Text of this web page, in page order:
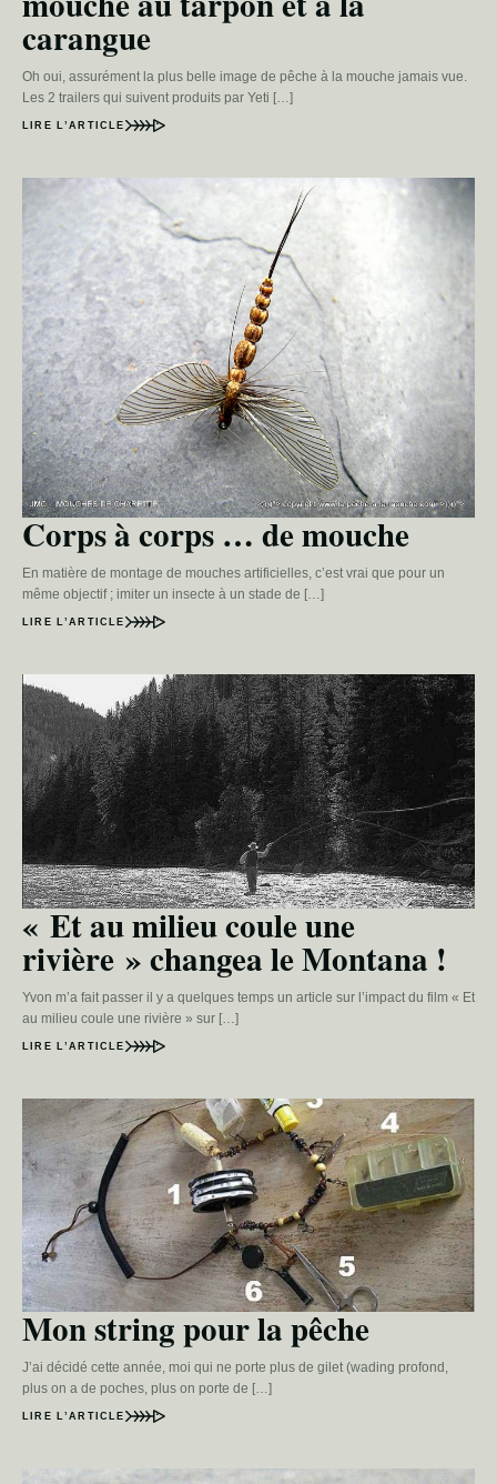
carangue
Oh oui, assurément la plus belle image de pêche à la mouche jamais vue.
Les 2 trailers qui suivent produits par Yeti […]
LIRE L’ARTICLE
Corps à corps … de mouche
En matière de montage de mouches artificielles, c’est vrai que pour un
même objectif ; imiter un insecte à un stade de […]
LIRE L’ARTICLE
« Et au milieu coule une
rivière » changea le Montana !
Yvon m’a fait passer il y a quelques temps un article sur l’impact du film « Et
au milieu coule une rivière » sur […]
LIRE L’ARTICLE
Mon string pour la pêche
J’ai décidé cette année, moi qui ne porte plus de gilet (wading profond,
plus on a de poches, plus on porte de […]
LIRE L’ARTICLE